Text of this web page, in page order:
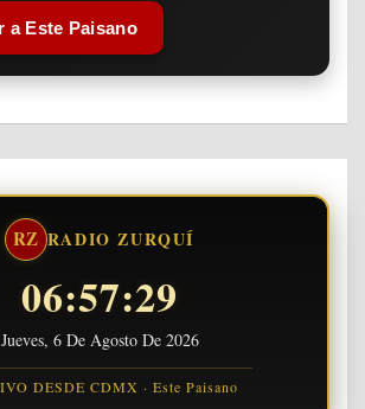
a Este Paisano
RZ RADIO ZURQUÍ
06:57:29
Jueves, 6 De Agosto De 2026
DESDE CDMX · Este Paisano